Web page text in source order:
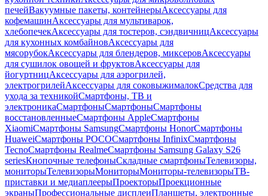
печейВакуумные пакеты, контейнерыАксессуары для
кофемашинАксессуары для мультиварок,
хлебопечекАксессуары для тостеров, сэндвичницАксессуары
для кухонных комбайновАксессуары для
мясорубокАксессуары для блендеров, миксеровАксессуары
для сушилок овощей и фруктовАксессуары для
йогуртницАксессуары для аэрогрилей,
электрогрилейАксессуары для соковыжималокСредства для
ухода за техникойСмартфоны, ТВ и
электроникаСмартфоныСмартфоныСмартфоны
восстановленныеСмартфоны AppleСмартфоны
XiaomiСмартфоны SamsungСмартфоны HonorСмартфоны
HuaweiСмартфоны POCOСмартфоны InfinixСмартфоны
TecnoСмартфоны RealmeСмартфоны Samsung Galaxy S26
seriesКнопочные телефоныСкладные смартфоныТелевизоры,
мониторыТелевизорыМониторыМониторы-телевизорыТВ-
приставки и медиаплеерыПроекторыПроекционные
экраныПрофессиональные дисплеиПланшеты, электронные